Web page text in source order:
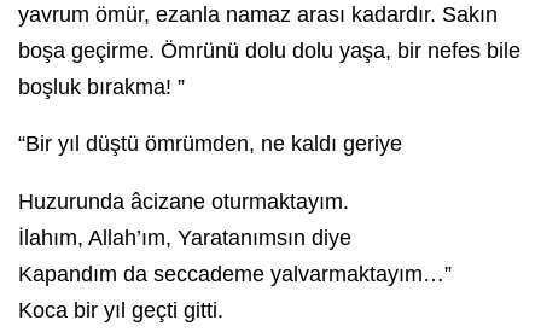
yavrum ömür, ezanla namaz arası kadardır. Sakın
boşa geçirme. Ömrünü dolu dolu yaşa, bir nefes bile
boşluk bırakma! ”
“Bir yıl düştü ömrümden, ne kaldı geriye
Huzurunda âcizane oturmaktayım.
İlahım, Allah’ım, Yaratanımsın diye
Kapandım da seccademe yalvarmaktayım…”
Koca bir yıl geçti gitti.